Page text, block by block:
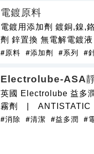
電鍍原料
電鍍用添加劑 鍍銅,鎳,
劑 鋅置換 無電解電鍍液
#原料 #添加劑 #系列 #
Electrolube-ASA
英國 Electrolube 益多
霧劑 | ANTISTATIC
#消除 #清潔 #益多潤 #